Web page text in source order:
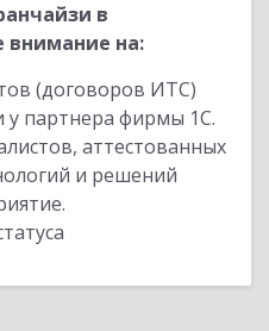
в
внимание на:
(договоров ИТС)
у партнера фирмы 1С.
аттестованных
и решений